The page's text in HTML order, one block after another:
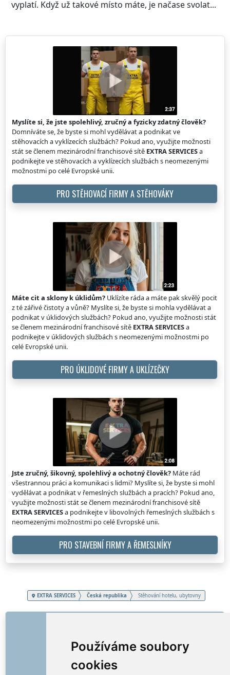
Používáme soubory
cookies
vyplatí. Když už takové místo máte, je načase svolat...
Myslíte si, že jste spolehlivý, zručný a fyzicky zdatný člověk?
Domníváte se, že byste si mohl vydělávat a podnikat ve
stěhovacích a vyklízecích službách? Pokud ano, využijte možnosti
stát se členem mezinárodní franchisové sítě EXTRA SERVICESa
podnikejte ve stěhovacích a vyklízecích službách s neomezenými
možnostmi po celé Evropské unii.
PRO STĚHOVACÍ FIRMY A STĚHOVÁKY
Máte cit a sklony k úklidům? Uklízíte ráda a máte pak skvělý pocit
z té zářivé čistoty a vůně? Myslíte si, že byste si mohla vydělávat a
podnikat v úklidových službách? Pokud ano, využijte možnosti stát
se členem mezinárodní franchisové sítě EXTRA SERVICESa
podnikejte v úklidových službách s neomezenými možnostmi po
celé Evropské unii.
PRO ÚKLIDOVÉ FIRMY A UKLÍZEČKY
Jste zručný, šikovný, spolehlivý a ochotný člověk? Máte rád
všestrannou práci a komunikaci s lidmi? Myslíte si, že byste si mohl
vydělávat a podnikat v řemeslných službách a pracích? Pokud ano,
využijte možnosti stát se členem mezinárodní franchisové sítě
EXTRA SERVICESa podnikejte v libovolných řemeslných službách s
neomezenými možnostmi po celé Evropské unii.
PRO STAVEBNÍ FIRMY A ŘEMESLNÍKY
EXTRA SERVICES Česká republika Stěhování hotelu, ubytovny
O nás
Jak to všechno začalo
Ceník